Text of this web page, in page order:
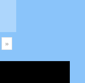
»